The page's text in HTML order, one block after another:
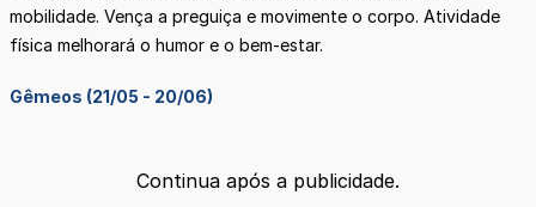
mobilidade. Vença a preguiça e movimente o corpo. Atividade
física melhorará o humor e o bem-estar.
Gêmeos (21/05 - 20/06)
Continua após a publicidade.